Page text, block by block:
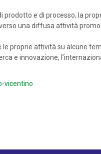
e di processo, la
una diffusa attività
proprie attività su alcune
e innovazione,
vicentino